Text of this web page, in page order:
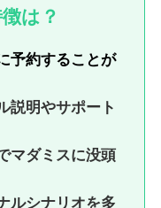
は？
予約することが
説明やサポート
マダミスに没頭
ルシナリオを多